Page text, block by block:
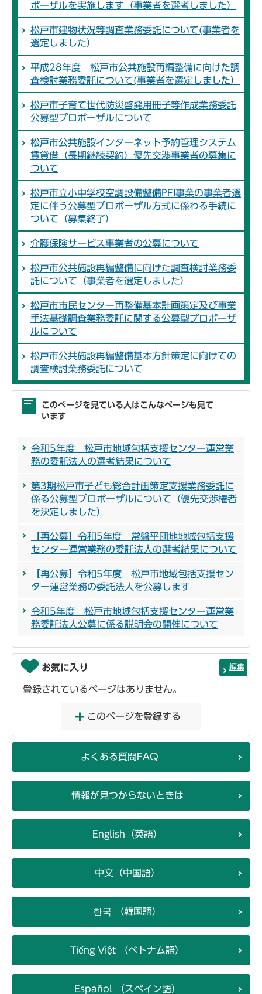
ポーザルを実施します（事業者を選考しました）
松戸市建物状況等調査業務委託について(事業者を
選定しました）
平成28年度 松戸市公共施設再編整備に向けた調
査検討業務委託について(事業者を選定しました）
松戸市子育て世代防災啓発用冊子等作成業務委託
公募型プロポーザルについて
松戸市公共施設インターネット予約管理システム
賃貸借（長期継続契約）優先交渉事業者の募集に
ついて
松戸市立小中学校空調設備整備PFI事業の事業者選
定に伴う公募型プロポーザル方式に係わる手続に
ついて（募集終了）
介護保険サービス事業者の公募について
松戸市公共施設再編整備に向けた調査検討業務委
託について（事業者を選定しました）
松戸市市民センター再整備基本計画策定及び事業
手法基礎調査業務委託に関する公募型プロポーザ
ルについて
松戸市公共施設再編整備基本方針策定に向けての
調査検討業務委託について
このページを見ている人はこんなページも見て
います
令和5年度 松戸市地域包括支援センター運営業
務の委託法人の選考結果について
第3期松戸市子ども総合計画策定支援業務委託に
係る公募型プロポーザルについて（優先交渉権者
を決定しました）
【再公募】令和5年度 常盤平団地地域包括支援
センター運営業務の委託法人の選考結果について
【再公募】令和5年度 松戸市地域包括支援セン
ター運営業務の委託法人を公募します
令和5年度 松戸市地域包括支援センター運営業
務委託法人公募に係る説明会の開催について
お気に入り 編集
登録されているページはありません。
このページを登録する
よくある質問FAQ
情報が見つからないときは
English（英語）
中文（中国語）
한국 （韓国語）
Tiếng Việt （ベトナム語）
Español （スペイン語）